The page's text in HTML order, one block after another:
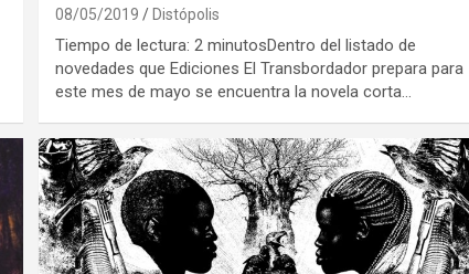
08/05/2019 Distópolis
Tiempo de lectura: 2 minutosDentro del listado de
novedades que Ediciones El Transbordador prepara para
este mes de mayo se encuentra la novela corta…